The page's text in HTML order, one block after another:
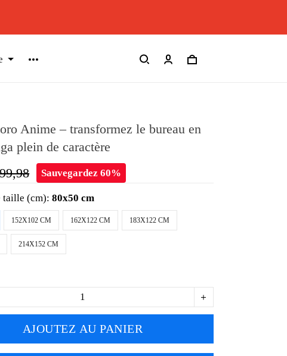
Anime – transformez le bureau en
plein de caractère
Sauvegardez 60%
taille (cm):80x50 cm
152X102 CM 162X122 CM 183X122 CM
214X152 CM
AJOUTEZ AU PANIER